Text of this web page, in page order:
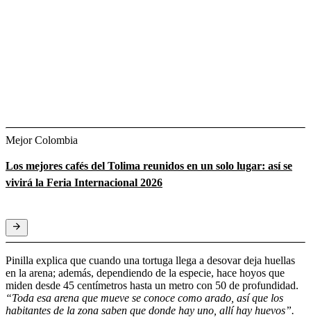
Mejor Colombia
Los mejores cafés del Tolima reunidos en un solo lugar: así se
vivirá la Feria Internacional 2026
Pinilla explica que cuando una tortuga llega a desovar deja huellas
en la arena; además, dependiendo de la especie, hace hoyos que
miden desde 45 centímetros hasta un metro con 50 de profundidad.
“Toda esa arena que mueve se conoce como arado, así que los
habitantes de la zona saben que donde hay uno, allí hay huevos”.